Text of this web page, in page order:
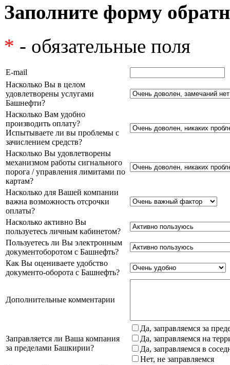
Заполните форму
* - обязательные поля
E-mail
Насколько Вы в целом
удовлетворены услугами
Башнефти?
Насколько Вам удобно
производить оплату?
Испытываете ли вы проблемы с
зачислением средств?
Насколько Вы удовлетворены
механизмом работы сигнального
порога / управления лимитами по
картам?
Насколько для Вашей компании
важна возможность отсрочки
оплаты?
Насколько активно Вы
пользуетесь личным кабинетом?
Пользуетесь ли Вы электронным
документоборотом с Башнефть?
Как Вы оцениваете удобство
документо-оборота с Башнефть?
Дополнительные комментарии
Заправляется ли Ваша компания
за пределами Башкирии?
Да, заправляемся за
Да, заправляемся на
Да, заправляемся в
Нет, не заправляемся